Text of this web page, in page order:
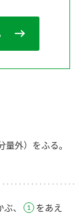
量外）をふる。
、
をあえ